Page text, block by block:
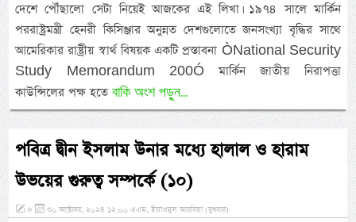
দেশে পৌঁছালো সেটা নিয়েই আজকের এই লিখা। ১৯৭৪ সালে মার্কিন
পররাষ্ট্রমন্ত্রী হেনরী কিসিঞ্জার অনুন্নত দেশগুলোতে জনসংখ্যা বৃদ্ধির সাথে
আমেরিকার রাষ্ট্রীয় স্বার্থ বিষয়ক একটি প্রস্তাবনা ÒNational Security
Study Memorandum 200Ó মার্কিন জাতীয় নিরাপত্তা
কাউন্সিলের পক্ষ হতেবাকি অংশ পড়ুন...
পবিত্র দ্বীন ইসলাম উনার মধ্যে হালাল ও হারাম
উভয়ের গুরুত্ব সম্পর্কে (১০)
» ৩০ অক্টোবর, ২০২৪ ১২:০০ এএম, ইয়াওমুল আরবিয়া (বুধবার)